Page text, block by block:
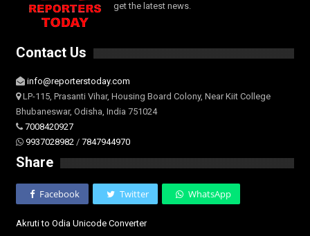
get the latest news.
Contact Us
info@reporterstoday.com
LP-115, Prasanti Vihar, Housing Board Colony, Near Kiit College
Bhubaneswar, Odisha, India 751024
7008420927
9937028982 / 7847944970
Share
Facebook Twitter WhatsApp
Akruti to Odia Unicode Converter